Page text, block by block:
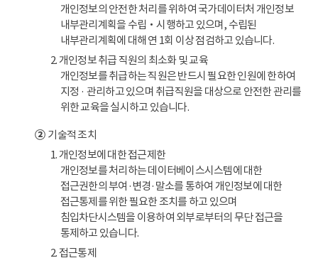
개인정보의 안전한 처리를 위하여 국가데이터처 개인정보
내부관리계획을 수립‧시행하고 있으며, 수립된
내부관리계획에 대해 연 1회 이상 점검하고 있습니다.
2. 개인정보 취급 직원의 최소화 및 교육
개인정보를 취급하는 직원은 반드시 필요한 인원에 한하여
지정 · 관리하고 있으며 취급직원을 대상으로 안전한 관리를
위한 교육을 실시하고 있습니다.
②기술적 조치
1. 개인정보에 대한 접근제한
개인정보를 처리하는 데이터베이스시스템에 대한
접근권한의 부여·변경·말소를 통하여 개인정보에 대한
접근통제를 위한 필요한 조치를 하고 있으며
침입차단시스템을 이용하여 외부로부터의 무단 접근을
통제하고 있습니다.
2. 접근통제